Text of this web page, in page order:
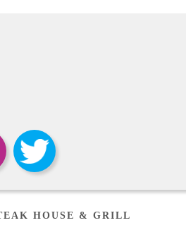
HOUSE & GRILL